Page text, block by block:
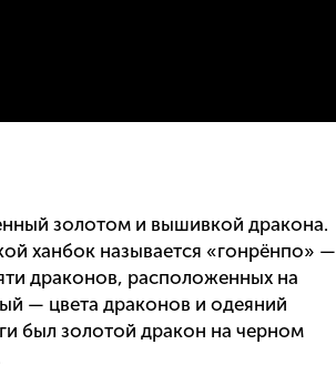
золотом и вышивкой дракона.
ханбок называется «гонрёнпо» —
драконов, расположенных на
— цвета драконов и одеяний
был золотой дракон на черном